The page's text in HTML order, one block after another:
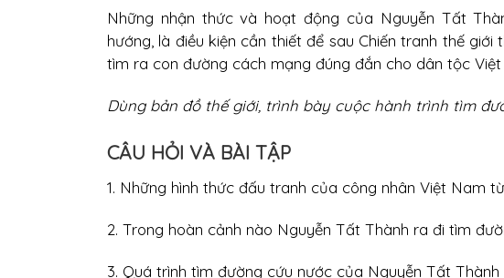
Những nhận thức và hoạt động của Nguyễn Tất
hướng, là điều kiện cần thiết để sau Chiến tranh thế
tìm ra con đường cách mạng đúng đắn cho dân tộc Việt
Dùng bản đồ thế giới, trình bày cuộc hành trình tìm
CÂU HỎI VÀ BÀI TẬP
1. Những hình thức đấu tranh của công nhân Việt Nam
2. Trong hoàn cảnh nào Nguyễn Tất Thành ra đi tìm
3. Quá trình tìm đường cứu nước của Nguyễn Tất